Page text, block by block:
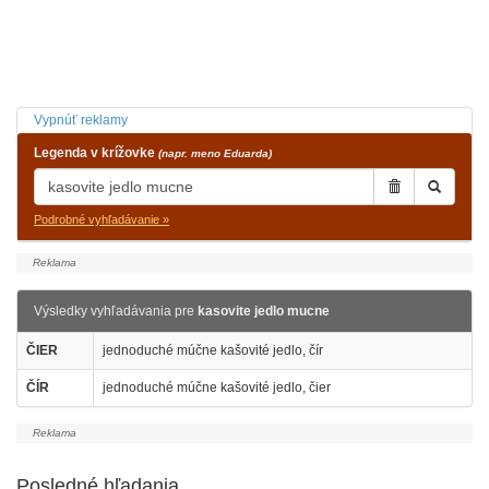
Vypnúť reklamy
Legenda v krížovke (napr. meno Eduarda)
Podrobné vyhľadávanie »
Výsledky vyhľadávania pre kasovite jedlo mucne
ČIER jednoduché múčne kašovité jedlo, čír
ČÍR jednoduché múčne kašovité jedlo, čier